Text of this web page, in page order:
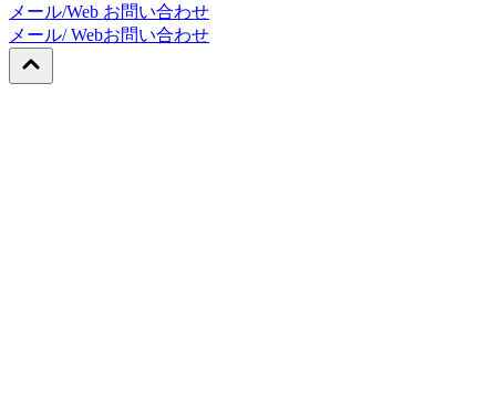
メール/Web お問い合わせ
メール/ Webお問い合わせ